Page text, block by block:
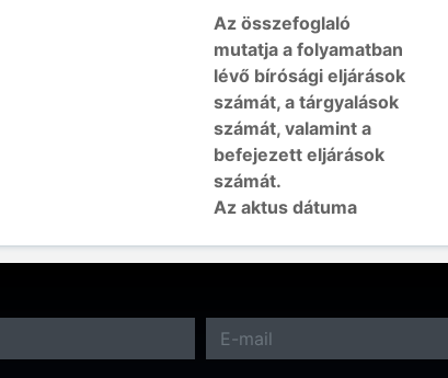
Az összefoglaló
mutatja a folyamatban
lévő bírósági eljárások
számát, a tárgyalások
számát, valamint a
befejezett eljárások
számát.
Az aktus dátuma